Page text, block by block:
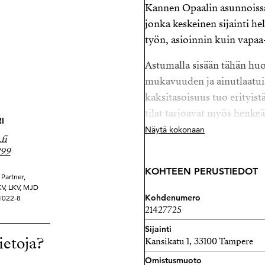
LKV, MJD
8
Kannen Opaalin
jonka keskeinen sijainti
työn, asioinnin kuin
Astumalla sisään tähän
mukavuuden ja
kaksitasoisuus tuo
tilat tarjoavat myös
eri suuntaan.
jonka koko seinän mitalla
kokonaisuuden.
Keittiö on tiloiltaan ja
asunnon tyyliin. Kaikki
Koko huoneiston
Näytä kokonaan
KOHTEEN PERUSTIEDOT
Kohdenumero
21427725
Sijainti
Kansikatu 1, 33100 Tampere
Omistusmuoto